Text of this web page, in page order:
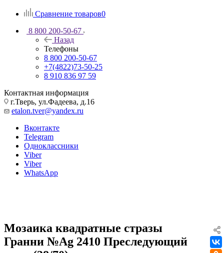
Сравнение товаров0
8 800 200-50-67
Назад
Телефоны
8 800 200-50-67
+7(4822)73-50-25
8 910 836 97 59
Контактная информация
г.Тверь, ул.Фадеева, д.16
etalon.tver@yandex.ru
Вконтакте
Telegram
Одноклассники
Viber
Viber
WhatsApp
Мозаика квадратные стразы
Гранни №Ag 2410 Преследующий